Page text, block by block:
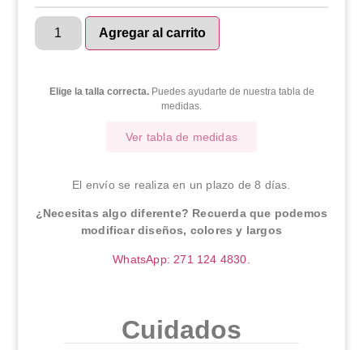
Agregar al carrito
Elige la talla correcta.Puedes ayudarte de nuestra tabla de
medidas.
Ver tabla de medidas
El envío se realiza en un plazo de 8 días.
¿Necesitas algo diferente? Recuerda que podemos
modificar diseños, colores y largos
WhatsApp: 271 124 4830.
Cuidados